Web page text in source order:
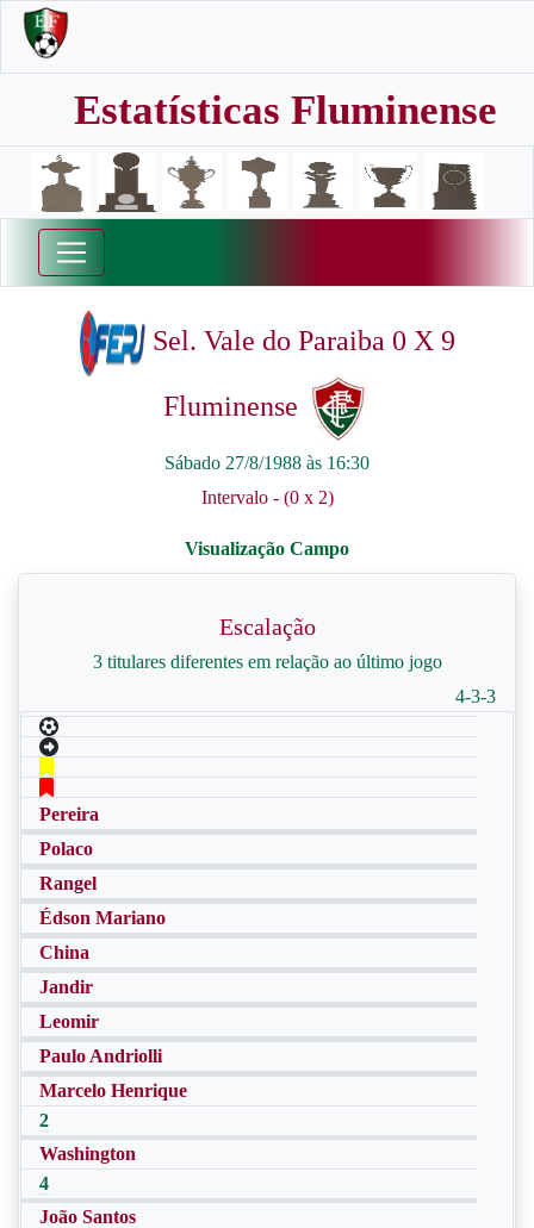
Estatísticas Fluminense
Sel. Vale do Paraiba 0 X 9
Fluminense
Sábado 27/8/1988 às 16:30
Intervalo - (0 x 2)
Escalação
3 titulares diferentes em relação ao último jogo
4-3-3
Pereira
Polaco
Rangel
Édson Mariano
China
Jandir
Leomir
Paulo Andriolli
Marcelo Henrique
2
Washington
4
João Santos